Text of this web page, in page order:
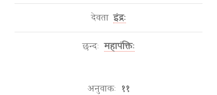
देवता इंद्रः
छन्दः महापंक्तिः
अनुवाकः ११